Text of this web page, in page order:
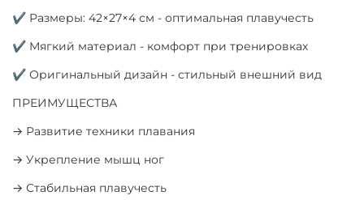
✔ Размеры: 42×27×4 см - оптимальная плавучесть
✔ Мягкий материал - комфорт при тренировках
✔ Оригинальный дизайн - стильный внешний вид
ПРЕИМУЩЕСТВА
→ Развитие техники плавания
→ Укрепление мышц ног
→ Стабильная плавучесть